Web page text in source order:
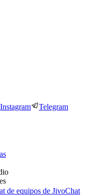
Instagram Telegram
de equipos de JivoChat